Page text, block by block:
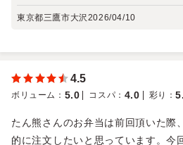
東京都三鷹市大沢2026/04/10
4.5
ボリューム ： 5.0 コスパ ： 4.0 彩り ：
たん熊さんのお弁当は前回頂いた際
的に注文したいと思っています。今